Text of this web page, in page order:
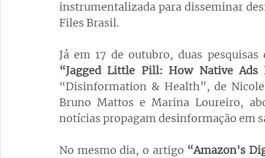
instrumentalizada para disseminar
Files Brasil.
“Jagged Little Pill: How Native
“Disinformation & Health”, de
Bruno Mattos e Marina Loureiro,
notícias propagam desinformação em
No mesmo dia, o artigo “Amazon's